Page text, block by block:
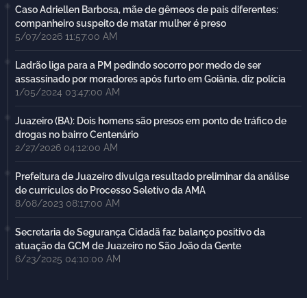
Caso Adriellen Barbosa, mãe de gêmeos de pais diferentes:
companheiro suspeito de matar mulher é preso
5/07/2026 11:57:00 AM
Ladrão liga para a PM pedindo socorro por medo de ser
assassinado por moradores após furto em Goiânia, diz polícia
1/05/2024 03:47:00 AM
Juazeiro (BA): Dois homens são presos em ponto de tráfico de
drogas no bairro Centenário
2/27/2026 04:12:00 AM
Prefeitura de Juazeiro divulga resultado preliminar da análise
de currículos do Processo Seletivo da AMA
8/08/2023 08:17:00 AM
Secretaria de Segurança Cidadã faz balanço positivo da
atuação da GCM de Juazeiro no São João da Gente
6/23/2025 04:10:00 AM